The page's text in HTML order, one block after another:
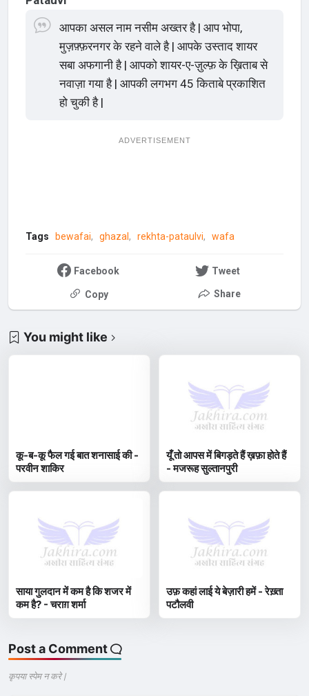
आपका असल नाम नसीम अख्तर है | आप भोपा,
मुज़फ़्फ़रनगर के रहने वाले है | आपके उस्ताद शायर
सबा अफगानी है | आपको शायर-ए-ज़ुल्फ़ के ख़िताब से
नवाज़ा गया है | आपकी लगभग 45 किताबे प्रकाशित
हो चुकी है |
ADVERTISEMENT
Tags bewafai ghazal rekhta-pataulvi wafa
Facebook Tweet
Copy Share
You might like
कू-ब-कू फैल गई बात शनासाई की -
परवीन शाकिर
यूँ तो आपस में बिगड़ते हैं ख़फ़ा होते हैं
- मजरूह सुल्तानपुरी
साया गुलदान में कम है कि शजर में
कम है? - चराग़ शर्मा
उफ़ कहां लाई ये बेज़ारी हमें - रेख़्ता
पटौलवी
Post a Comment
कृपया स्पेम न करे |